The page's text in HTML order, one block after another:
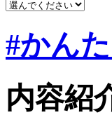
#かん
内容紹